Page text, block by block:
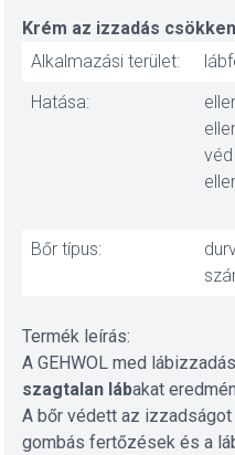
Krém az izzadás
Alkalmazási terület:
Hatása:
Bőr típus:
Termék leírás:
A GEHWOL med
szagtalan lábakat
A bőr védett az
gombás fertőzések és a